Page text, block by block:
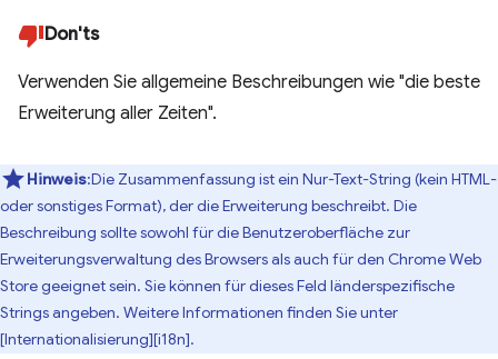
Don'ts
Verwenden Sie allgemeine Beschreibungen wie "die beste
Erweiterung aller Zeiten".
Hinweis:Die Zusammenfassung ist ein Nur-Text-String (kein HTML-
oder sonstiges Format), der die Erweiterung beschreibt. Die
Beschreibung sollte sowohl für die Benutzeroberfläche zur
Erweiterungsverwaltung des Browsers als auch für den Chrome Web
Store geeignet sein. Sie können für dieses Feld länderspezifische
Strings angeben. Weitere Informationen finden Sie unter
[Internationalisierung][i18n].